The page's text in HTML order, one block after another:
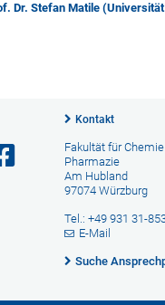
Dr. Stefan Matile
Kontakt
Fakultät für
Pharmazie
Am Hubland
97074 Würzburg
Tel.: +49 931 31-
E-Mail
Suche